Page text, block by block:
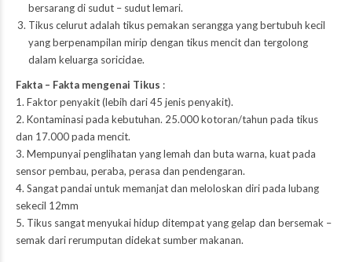
bersarang di sudut – sudut lemari.
Tikus celurut adalah tikus pemakan serangga yang bertubuh kecil
yang berpenampilan mirip dengan tikus mencit dan tergolong
dalam keluarga soricidae.
Fakta – Fakta mengenai Tikus :
1. Faktor penyakit (lebih dari 45 jenis penyakit).
2. Kontaminasi pada kebutuhan. 25.000 kotoran/tahun pada tikus
dan 17.000 pada mencit.
3. Mempunyai penglihatan yang lemah dan buta warna, kuat pada
sensor pembau, peraba, perasa dan pendengaran.
4. Sangat pandai untuk memanjat dan meloloskan diri pada lubang
sekecil 12mm
5. Tikus sangat menyukai hidup ditempat yang gelap dan bersemak –
semak dari rerumputan didekat sumber makanan.